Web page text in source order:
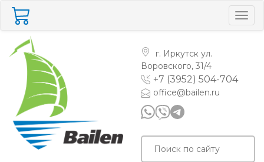
г. Иркутск ул.
Воровского, 31/4
+7 (3952) 504-704
office@bailen.ru